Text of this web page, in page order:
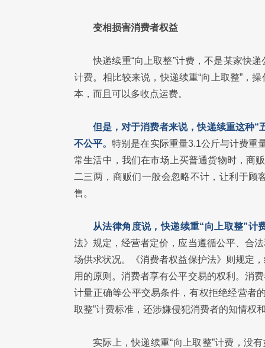
变相损害消费者权益
快递续重“向上取整”计费，不是某家快
计费。相比较来说，快递续重“向上取整”，
本，而且可以多收点运费。
但是，对于消费者来说，快递续重这种“
不公平。特别是在实际重量3.1公斤与计费重
常生活中，我们在市场上买普通货物时，商
二三两，商贩们一般会忽略不计，让利于顾
售。
从法律角度说，快递续重“向上取整”计
法》规定，经营者定价，应当遵循公平、合
场供求状况。《消费者权益保护法》则规定
用的原则。消费者享有公平交易的权利。消
计量正确等公平交易条件，有权拒绝经营者
取整”计费标准，还涉嫌侵犯消费者的知情权
实际上，快递续重“向上取整”计费，没